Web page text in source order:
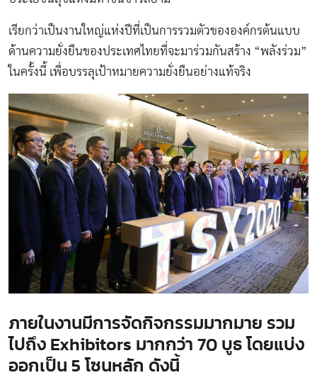
เรียกว่าเป็นงานใหญ่แห่งปีที่เป็นการรวมตัวขององค์กรต้นแบบ
ด้านความยั่งยืนของประเทศไทยที่จะมาร่วมกันสร้าง “พลังร่วม”
ในครั้งนี้ เพื่อบรรลุเป้าหมายความยั่งยืนอย่างแท้จริง
ภายในงานมีการจัดกิจกรรมมากมาย รวม
ไปถึง Exhibitors มากกว่า 70 บูธ โดยแบ่ง
ออกเป็น 5 โซนหลัก ดังนี้